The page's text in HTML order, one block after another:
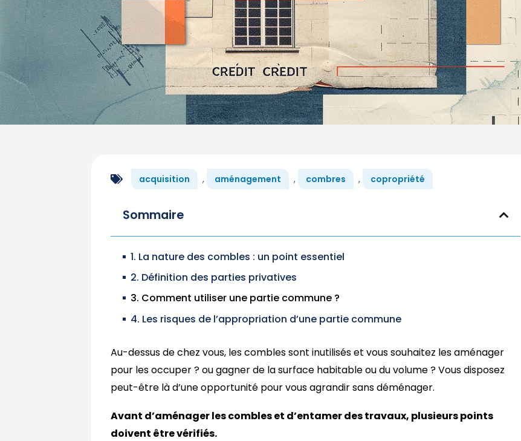
acquisition , aménagement , combres , copropriété
Sommaire
1. La nature des combles : un point essentiel
2. Définition des parties privatives
3. Comment utiliser une partie commune ?
4. Les risques de l’appropriation d’une partie commune
Au-dessus de chez vous, les combles sont inutilisés et vous souhaitez les aménager
pour les occuper ? ou gagner de la surface habitable ou du volume ? Vous disposez
peut-être là d’une opportunité pour vous agrandir sans déménager.
Avant d’aménager les combles et d’entamer des travaux, plusieurs points
doivent être vérifiés.